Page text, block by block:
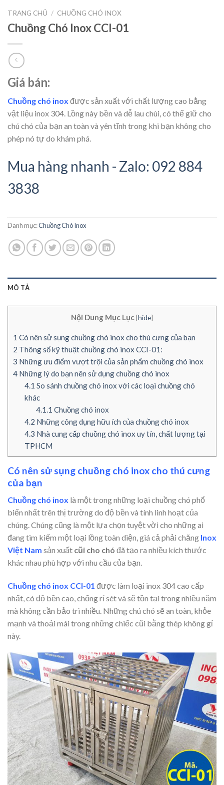
TRANG CHỦ / CHUỒNG CHÓ INOX
Chuồng Chó Inox CCI-01
Giá bán:
Chuồng chó inox được sản xuất với chất lượng cao bằng
vật liệu inox 304. Lồng này bền và dễ lau chùi, có thể giữ cho
chú chó của bạn an toàn và yên tĩnh trong khi bạn không cho
phép nó tự do khám phá.
Mua hàng nhanh - Zalo: 092 884
3838
Danh mục:Chuồng Chó Inox
MÔ TẢ
Nội Dung Mục Lục[hide]
1 Có nên sử sụng chuồng chó inox cho thú cưng của bạn
2 Thông số kỹ thuật chuồng chó inox CCI-01:
3 Những ưu điểm vượt trội của sản phẩm chuồng chó inox
4 Những lý do bạn nên sử dụng chuồng chó inox
4.1 So sánh chuồng chó inox với các loại chuồng chó
khác
4.1.1 Chuồng chó inox
4.2 Những công dụng hữu ích của chuồng chó inox
4.3 Nhà cung cấp chuồng chó inox uy tín, chất lượng tại
TPHCM
Có nên sử sụng chuồng chó inox cho thú cưng
của bạn
Chuồng chó inox là một trong những loại chuồng chó phổ
biến nhất trên thị trường do độ bền và tính linh hoạt của
chúng. Chúng cũng là một lựa chọn tuyệt vời cho những ai
đang tìm kiếm một loại lồng toàn diện, giá cả phải chăng Inox
Việt Nam sản xuất cũi cho chó đã tạo ra nhiều kích thước
khác nhau phù hợp với nhu cầu của bạn.
Chuồng chó inox CCI-01 được làm loại inox 304 cao cấp
nhất, có độ bền cao, chống rỉ sét và sẽ tồn tại trong nhiều năm
mà không cần bảo trì nhiều. Những chú chó sẽ an toàn, khỏe
mạnh và thoải mái trong những chiếc cũi bằng thép không gỉ
này.